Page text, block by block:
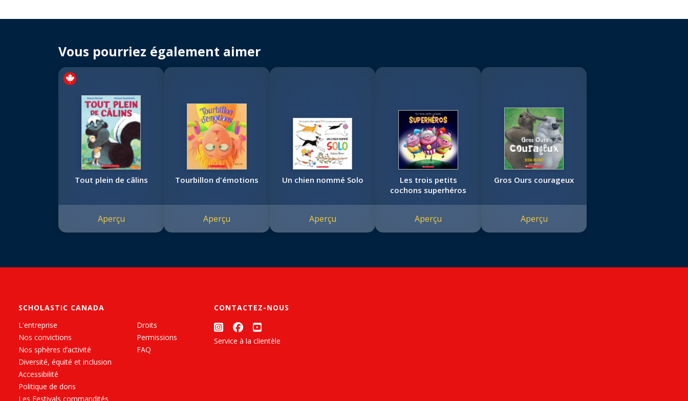
Vous pourriez également aimer
Tout plein de câlins
Aperçu
Tourbillon d'émotions
Aperçu
Un chien nommé Solo
Aperçu
Les trois petits
cochons superhéros
Aperçu
Gros Ours courageux
Aperçu
SCHOLASTIC CANADA
L'entreprise
Nos convictions
Nos sphères d’activité
Diversité, équité et inclusion
Accessibilité
Politique de dons
Les Festivals commandités
Droits
Permissions
FAQ
CONTACTEZ-NOUS
Service à la clientèle